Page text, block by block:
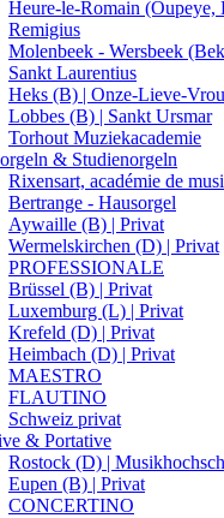
Heure-le-Romain (Oupeye,
Remigius
Molenbeek - Wersbeek
Sankt Laurentius
Heks (B) | Onze-Lieve-
Lobbes (B) | Sankt Ursmar
Torhout Muziekacademie
& Studienorgeln
Rixensart, académie de
Bertrange - Hausorgel
Aywaille (B) | Privat
Wermelskirchen (D) | Privat
PROFESSIONALE
Brüssel (B) | Privat
Luxemburg (L) | Privat
Krefeld (D) | Privat
Heimbach (D) | Privat
MAESTRO
FLAUTINO
Schweiz privat
& Portative
Rostock (D) |
Eupen (B) | Privat
CONCERTINO